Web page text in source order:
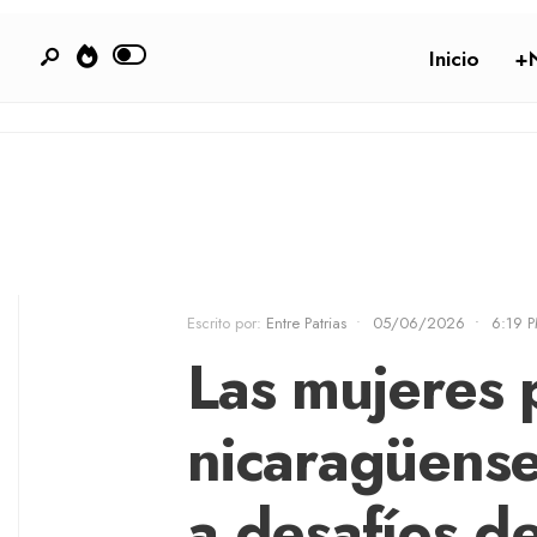
Inicio
Escrito por: Entre Patrias • 05/06/2026 • 6:19
Las